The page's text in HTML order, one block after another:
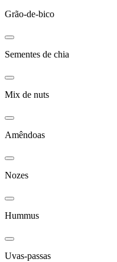
Grão-de-bico
Sementes de chia
Mix de nuts
Amêndoas
Nozes
Hummus
Uvas-passas